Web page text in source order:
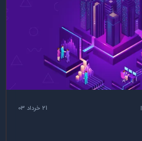
21 خرداد 03